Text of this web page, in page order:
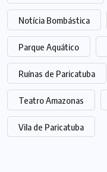
Notícia Bombástica
Parque Aquático
Ruínas de Paricatuba
Teatro Amazonas
Vila de Paricatuba